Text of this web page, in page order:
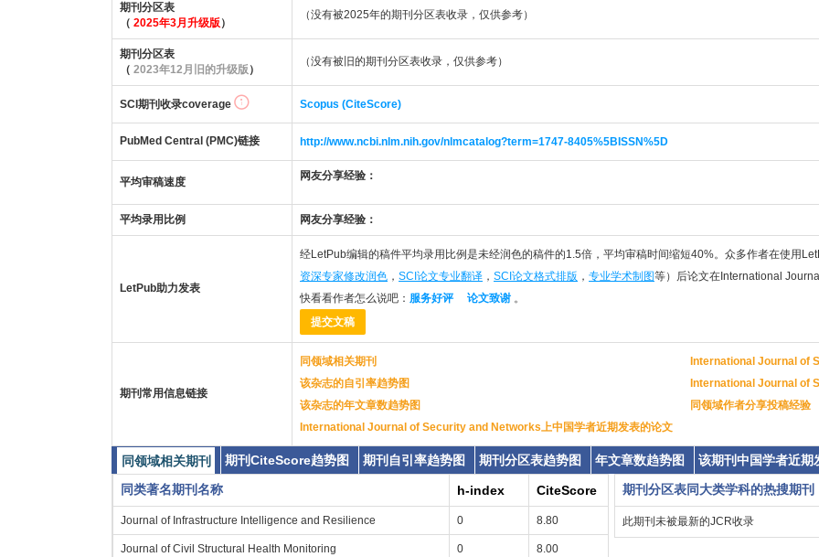
期刊分区表
（ 2025年3月升级版）
（没有被2025年的期刊分区表收录，仅供参考）
期刊分区表
（ 2023年12月旧的升级版 ）
（没有被旧的期刊分区表收录，仅供参考）
SCI期刊收录coverage Scopus (CiteScore)
PubMed Central (PMC)链接 http://www.ncbi.nlm.nih.gov/nlmcatalog?term=1747-8405%5BISSN%5D
平均审稿速度 网友分享经验：
平均录用比例 网友分享经验：
LetPub助力发表
经LetPub编辑的稿件平均录用比例是未经润色的稿件的1.5倍，平均审稿时间缩短40%。众多作者在使用
资深专家修改润色 ， SCI论文专业翻译 ， SCI论文格式排版 ， 专业学术制图等）后论文在International
快看看作者怎么说吧： 服务好评 论文致谢 。
提交文稿
期刊常用信息链接
同领域相关期刊
International Journal of
该杂志的自引率趋势图
International Journal of
该杂志的年文章数趋势图
同领域作者分享投稿经验
International Journal of Security and Networks上中国学者近期发表的论文
同领域相关期刊 期刊CiteScore趋势图 期刊自引率趋势图 期刊分区表趋势图 年文章数趋势图
该期刊中国学者近期
同类著名期刊名称
h-index CiteScore
Journal of Infrastructure Intelligence and Resilience 0 8.80
Journal of Civil Structural Health Monitoring 0 8.00
期刊分区表同大类学科的热搜期刊
此期刊未被最新的JCR收录